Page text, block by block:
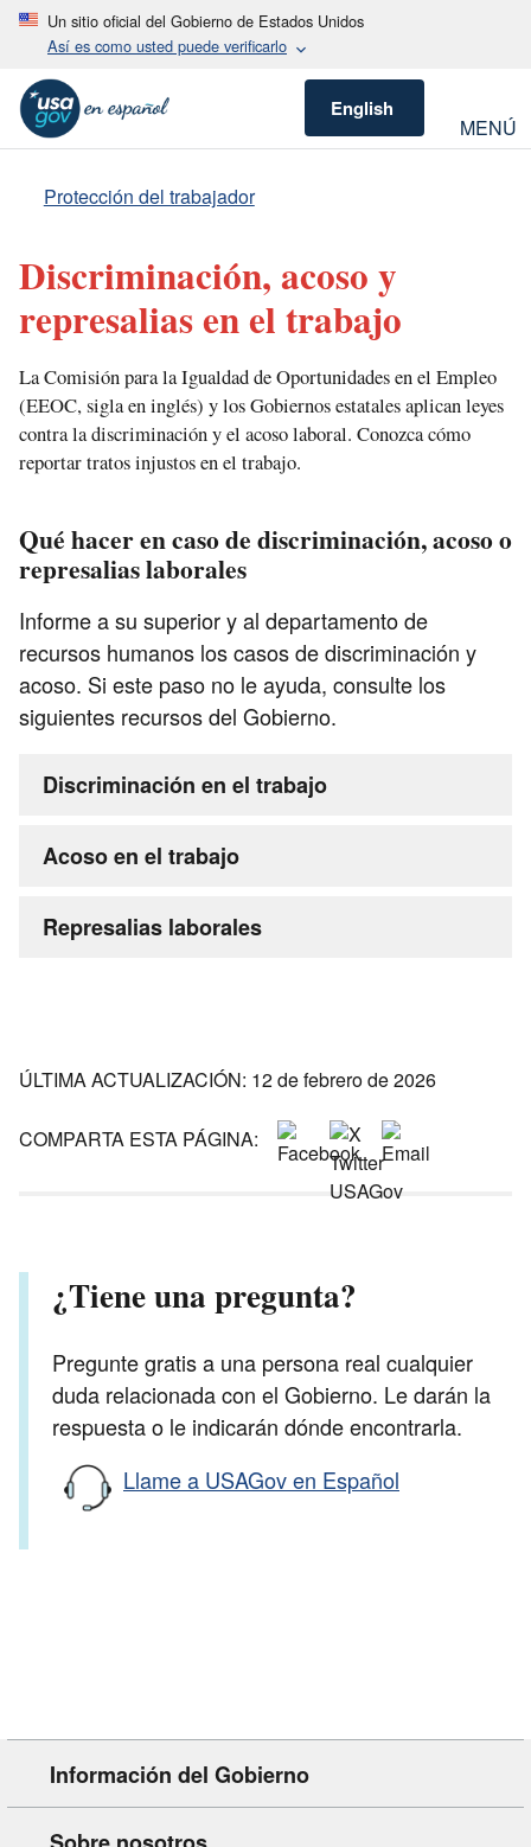
Un sitio oficial del Gobierno de Estados Unidos
Así es como usted puede verificarlo
English
MENÚ
Protección del trabajador
Discriminación, acoso y
represalias en el trabajo
La Comisión para la Igualdad de Oportunidades en el Empleo
(EEOC, sigla en inglés) y los Gobiernos estatales aplican leyes
contra la discriminación y el acoso laboral. Conozca cómo
reportar tratos injustos en el trabajo.
Qué hacer en caso de discriminación, acoso o
represalias laborales
Informe a su superior y al departamento de
recursos humanos los casos de discriminación y
acoso. Si este paso no le ayuda, consulte los
siguientes recursos del Gobierno.
Discriminación en el trabajo
Acoso en el trabajo
Represalias laborales
ÚLTIMA ACTUALIZACIÓN: 12 de febrero de 2026
COMPARTA ESTA PÁGINA:
¿Tiene una pregunta?
Pregunte gratis a una persona real cualquier
duda relacionada con el Gobierno. Le darán la
respuesta o le indicarán dónde encontrarla.
Llame a USAGov en Español
Información del Gobierno